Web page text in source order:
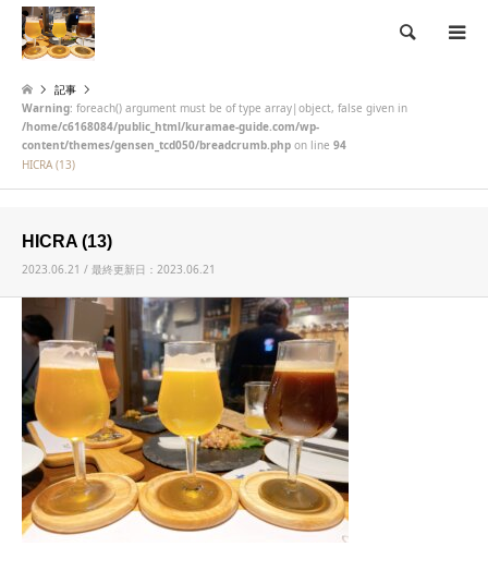
検索
記事
Warning: foreach() argument must be of type array|object, false given in
/home/c6168084/public_html/kuramae-guide.com/wp-
content/themes/gensen_tcd050/breadcrumb.php on line 94
HICRA (13)
HICRA (13)
2023.06.21 / 最終更新日：2023.06.21